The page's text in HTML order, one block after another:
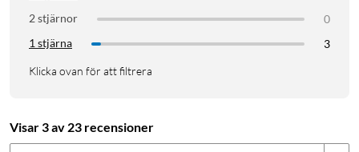
HQ8825
HQ8830
HQ8845
HQ8870
HQ8875
2 stjärnor
0
1 stjärna
3
Klicka ovan för att filtrera
Visar 3 av 23 recensioner